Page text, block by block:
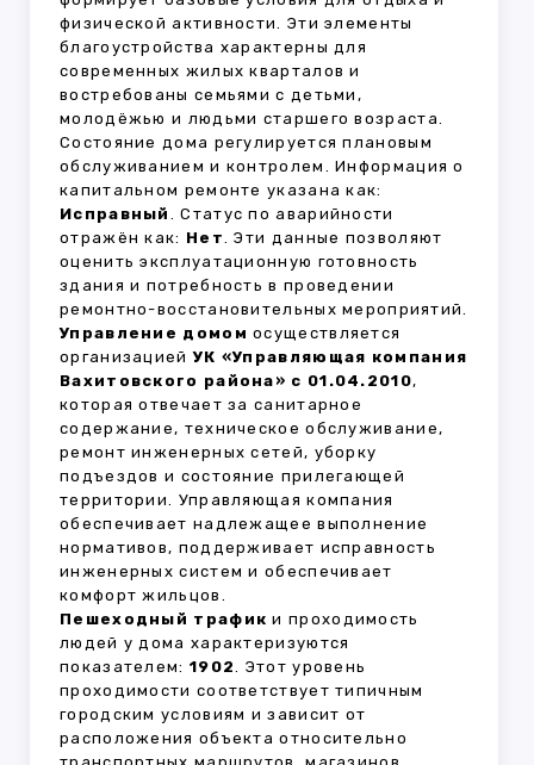
физической активности. Эти элементы
благоустройства характерны для
современных жилых кварталов и
востребованы семьями с детьми,
молодёжью и людьми старшего возраста.
Состояние дома регулируется плановым
обслуживанием и контролем. Информация о
капитальном ремонте указана как:
Исправный . Статус по аварийности
отражён как: Нет. Эти данные позволяют
оценить эксплуатационную готовность
здания и потребность в проведении
ремонтно-восстановительных мероприятий.
Управление домом осуществляется
организациейУК «Управляющая компания
Вахитовского района» с 01.04.2010,
которая отвечает за санитарное
содержание, техническое обслуживание,
ремонт инженерных сетей, уборку
подъездов и состояние прилегающей
территории. Управляющая компания
обеспечивает надлежащее выполнение
нормативов, поддерживает исправность
инженерных систем и обеспечивает
комфорт жильцов.
Пешеходный трафик и проходимость
людей у дома характеризуются
показателем: 1902. Этот уровень
проходимости соответствует типичным
городским условиям и зависит от
расположения объекта относительно